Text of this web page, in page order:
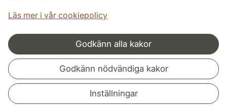
Läs mer i vår cookiepolicy
Godkänn alla kakor
Godkänn nödvändiga kakor
Inställningar
Samarbeten och nätverk